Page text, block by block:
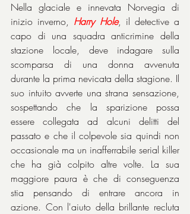
Nella glaciale e innevata Norvegia di
inizio inverno, Harry Hole, il detective a
capo di una squadra anticrimine della
stazione locale, deve indagare sulla
scomparsa di una donna avvenuta
durante la prima nevicata della stagione. Il
suo intuito avverte una strana sensazione,
sospettando che la sparizione possa
essere collegata ad alcuni delitti del
passato e che il colpevole sia quindi non
occasionale ma un inafferrabile serial killer
che ha già colpito altre volte. La sua
maggiore paura è che di conseguenza
stia pensando di entrare ancora in